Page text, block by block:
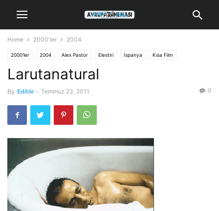
Home 2000'ler 2004
2000'ler 2004 Alex Pastor Elestiri İspanya Kısa Film
Larutanatural
By Editör - Temmuz 23, 2011 0